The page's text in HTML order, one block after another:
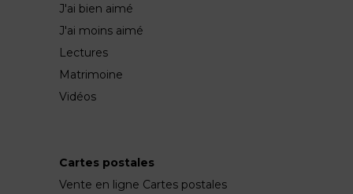
J'ai bien aimé
J'ai moins aimé
Lectures
Matrimoine
Vidéos
Cartes postales
Vente en ligne Cartes postales